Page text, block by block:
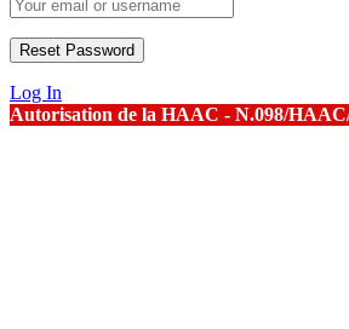
Log In
Autorisation de la HAAC - N.098/